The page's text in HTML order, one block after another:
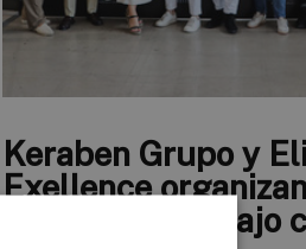
Keraben Grupo y
Exellence
jornada de trabajo